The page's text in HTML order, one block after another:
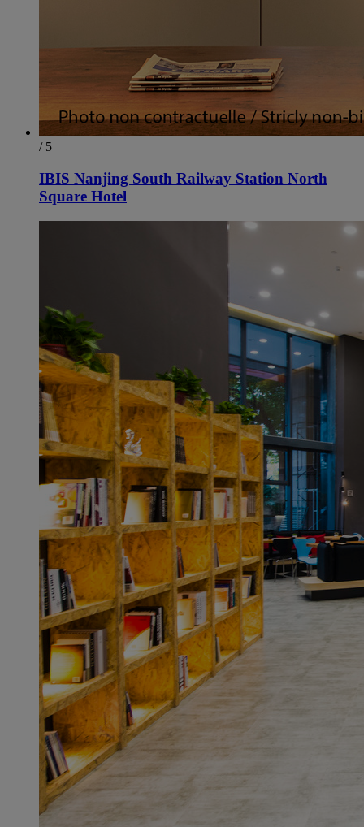
/ 5
IBIS Nanjing South Railway Station North
Square Hotel